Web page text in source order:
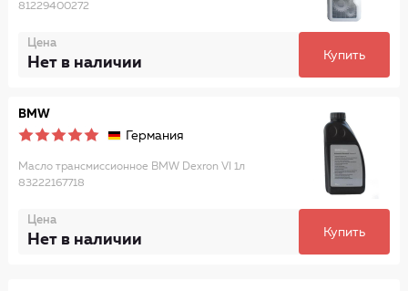
81229400272
Цена
Нет в наличии Купить
BMW
Германия
Масло трансмиссионное BMW Dexron VI 1л
83222167718
Цена
Нет в наличии Купить